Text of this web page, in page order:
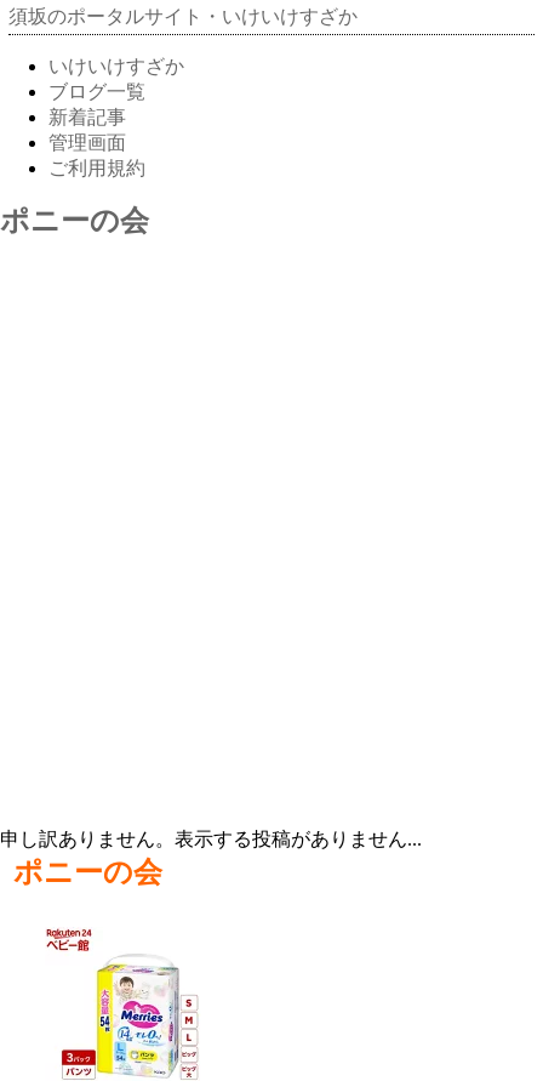
須坂のポータルサイト・いけいけすざか
いけいけすざか
ブログ一覧
新着記事
管理画面
ご利用規約
ポニーの会
申し訳ありません。表示する投稿がありません...
ポニーの会